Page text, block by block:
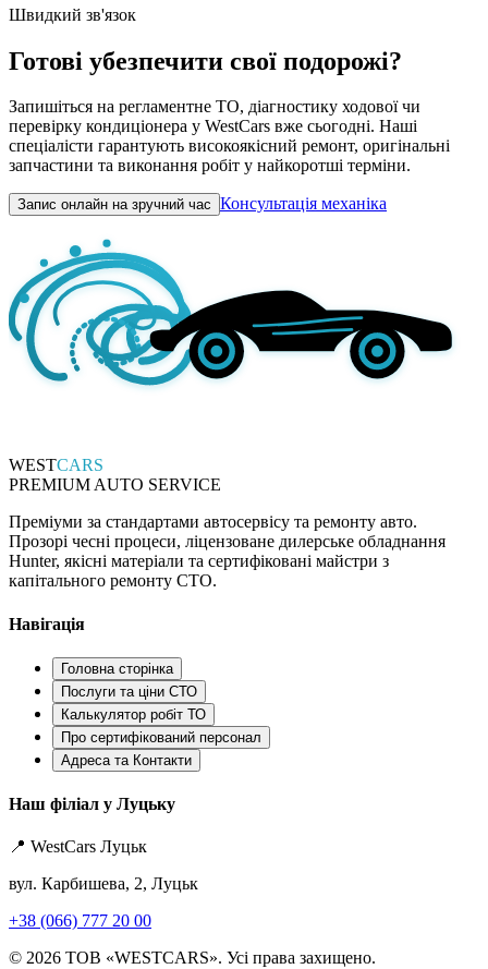
Швидкий зв'язок
Готові убезпечити свої подорожі?
Запишіться на регламентне ТО, діагностику ходової чи
перевірку кондиціонера у WestCars вже сьогодні. Наші
спеціалісти гарантують високоякісний ремонт, оригінальні
запчастини та виконання робіт у найкоротші терміни.
Запис онлайн на зручний час Консультація механіка
WESTCARS
PREMIUM AUTO SERVICE
Преміуми за стандартами автосервісу та ремонту авто.
Прозорі чесні процеси, ліцензоване дилерське обладнання
Hunter, якісні матеріали та сертифіковані майстри з
капітального ремонту СТО.
Навігація
Головна сторінка
Послуги та ціни СТО
Калькулятор робіт ТО
Про сертифікований персонал
Адреса та Контакти
Наш філіал у Луцьку
📍 WestCars Луцьк
вул. Карбишева, 2, Луцьк
+38 (066) 777 20 00
© 2026 ТОВ «WESTCARS». Усі права захищено.